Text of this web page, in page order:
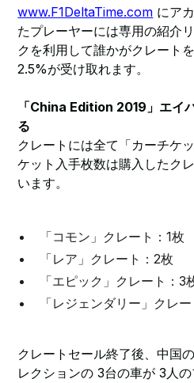
www.F1DeltaTime.com にア
たプレーヤーには専用の紹介
クを利用して誰かがクレート
2.5%が受け取れます。
「China Edition 2019」エイ
る
クレートには全て「カーチケ
ケット入手枚数は購入したク
います。
「コモン」クレート：1枚
「レア」クレート：2枚
「エピック」クレート：3
「レジェンダリー」クレ
クレートセール終了後、中国
レクションの 3台の車が 3人